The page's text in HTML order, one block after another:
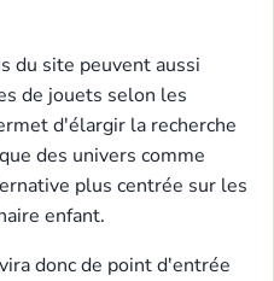
du site peuvent aussi
de jouets selon les
d'élargir la recherche
des univers comme
plus centrée sur les
enfant.
donc de point d'entrée